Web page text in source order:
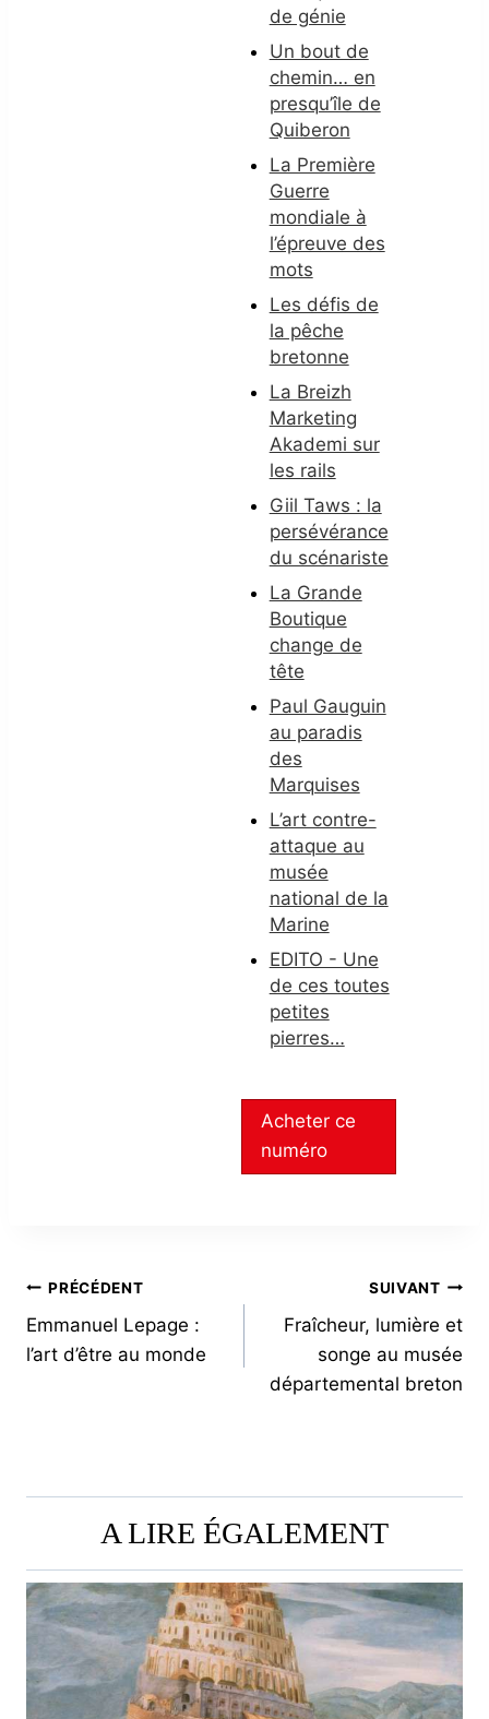
de génie
Un bout de
chemin… en
presqu’île de
Quiberon
La Première
Guerre
mondiale à
l’épreuve des
mots
Les défis de
la pêche
bretonne
La Breizh
Marketing
Akademi sur
les rails
Giil Taws : la
persévérance
du scénariste
La Grande
Boutique
change de
tête
Paul Gauguin
au paradis
des
Marquises
L’art contre-
attaque au
musée
national de la
Marine
EDITO - Une
de ces toutes
petites
pierres…
Acheter ce
numéro
NAVIGATION
DE
PRÉCÉDENT
Emmanuel Lepage :
l’art d’être au monde
SUIVANT
Fraîcheur, lumière et
songe au musée
départemental breton
A LIRE ÉGALEMENT